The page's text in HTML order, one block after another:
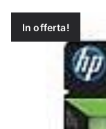
In offerta!